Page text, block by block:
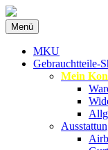
MKU
Menü Zum
Inhalt
springen
MKU
Gebrauchtteile-
Mein